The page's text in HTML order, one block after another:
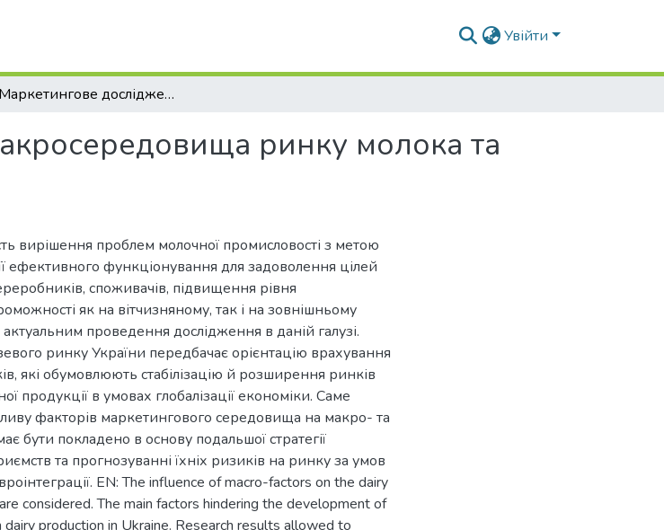
Увійти
Маркетингове дослідження макросередовища ринку молока та молочних продуктів
ринку молока та
вирішення проблем молочної промисловості з метою
ефективного функціонування для задоволення цілей
споживачів, підвищення рівня
як на вітчизняному, так і на зовнішньому
проведення дослідження в даній галузі.
ринку України передбачає орієнтацію врахування
які обумовлюють стабілізацію й розширення ринків
продукції в умовах глобалізації економіки. Саме
факторів маркетингового середовища на макро- та
бути покладено в основу подальшої стратегії
та прогнозуванні їхніх ризиків на ринку за умов
EN: The influence of macro-factors on the dairy
considered. The main factors hindering the development of
production in Ukraine. Research results allowed to